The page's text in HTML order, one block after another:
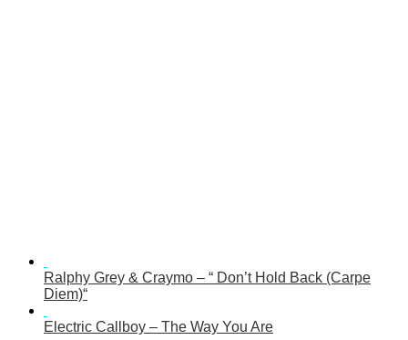
Ralphy Grey & Craymo – “ Don’t Hold Back (Carpe
Diem)“
Electric Callboy – The Way You Are